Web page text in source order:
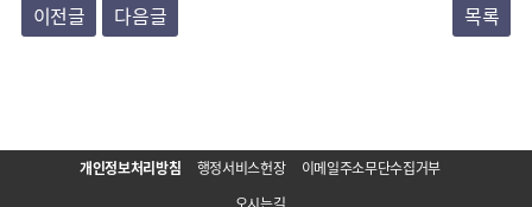
이전글 다음글 목록
개인정보처리방침 행정서비스헌장
이메일주소무단수집거부